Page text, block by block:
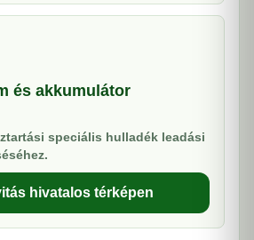
és akkumulátor
speciális hulladék leadási
hivatalos térképen